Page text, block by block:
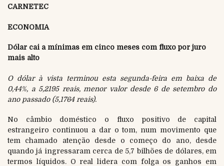
CARNETEC
ECONOMIA
Dólar cai a mínimas em cinco meses com fluxo por juro
mais alto
O dólar à vista terminou esta segunda-feira em baixa de
0,44%, a 5,2195 reais, menor valor desde 6 de setembro do
ano passado (5,1764 reais).
No câmbio doméstico o fluxo positivo de capital
estrangeiro continuou a dar o tom, num movimento que
tem chamado atenção desde o começo do ano, desde
quando já ingressaram cerca de 5,7 bilhões de dólares, em
termos líquidos. O real lidera com folga os ganhos em